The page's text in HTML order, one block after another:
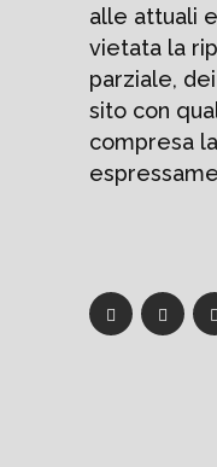
alle attuali
vietata la
parziale,
sito con
compresa